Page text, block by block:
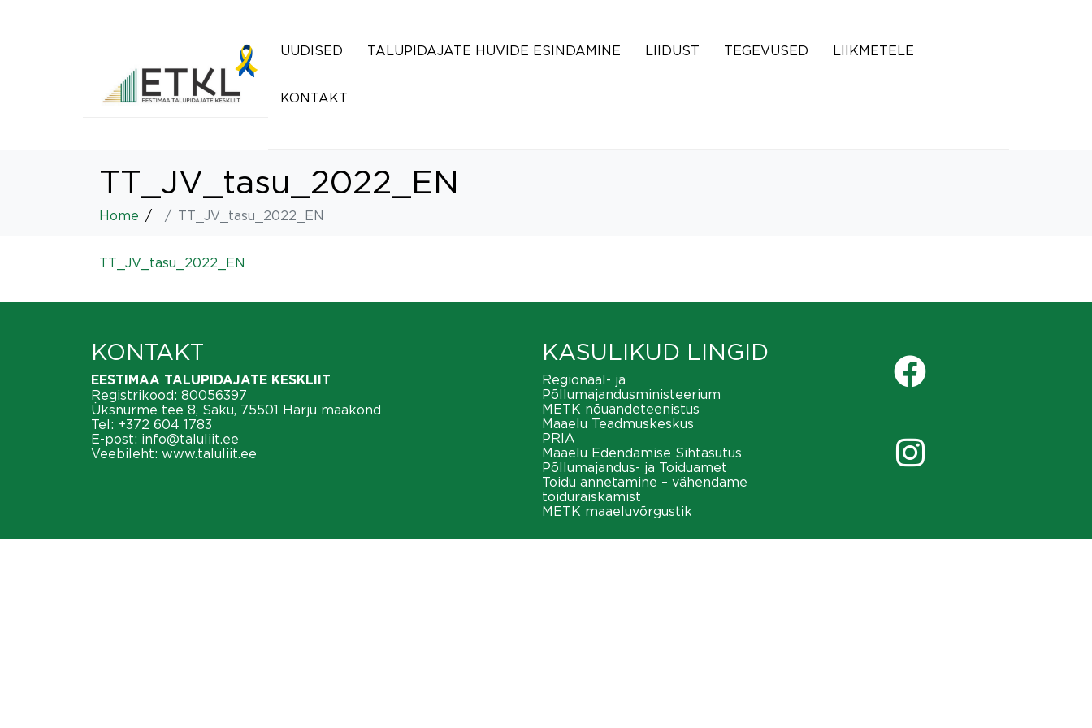
UUDISED TALUPIDAJATE HUVIDE ESINDAMINE LIIDUST TEGEVUSED LIIKMETELE
KONTAKT
TT_JV_tasu_2022_EN
Home TT_JV_tasu_2022_EN
TT_JV_tasu_2022_EN
KONTAKT
EESTIMAA TALUPIDAJATE KESKLIIT
Registrikood: 80056397
Üksnurme tee 8, Saku, 75501 Harju maakond
Tel: +372 604 1783
E-post: info@taluliit.ee
Veebileht: www.taluliit.ee
KASULIKUD LINGID
Regionaal- ja
Põllumajandusministeerium
METK nõuandeteenistus
Maaelu Teadmuskeskus
PRIA
Maaelu Edendamise Sihtasutus
Põllumajandus- ja Toiduamet
Toidu annetamine – vähendame
toiduraiskamist
METK maaeluvõrgustik